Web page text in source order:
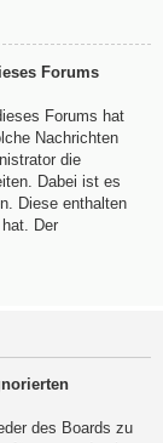
Forums
Forums hat
Nachrichten
die
Dabei ist es
Diese enthalten
Der
des Boards zu